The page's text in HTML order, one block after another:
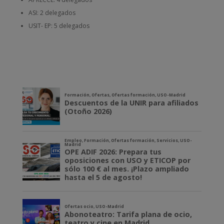
ASI: 2 delegados
USIT- EP: 5 delegados